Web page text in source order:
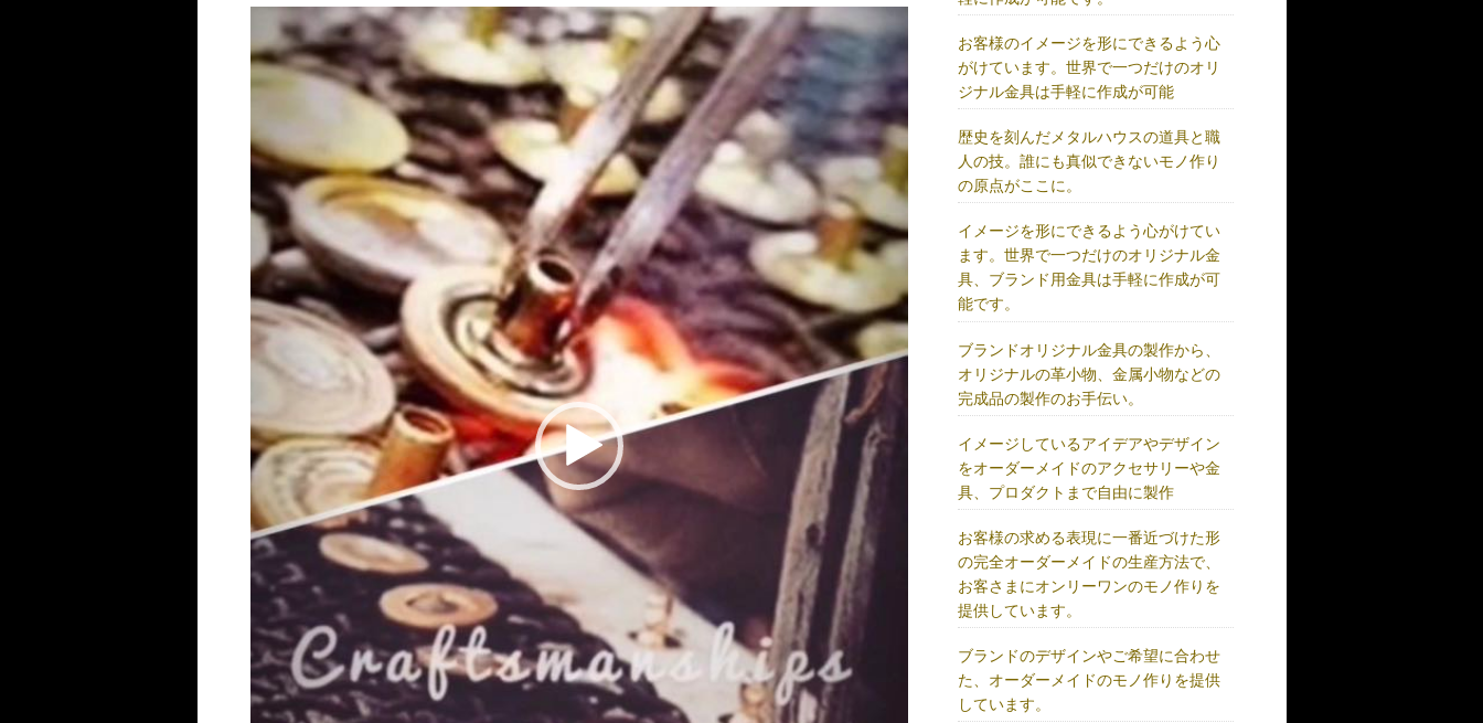
画
プ
レ
ヤ
ー
お客様のイメージを形にできるよう心
がけています。世界で一つだけのオリ
ジナル金具は手軽に作成が可能
歴史を刻んだメタルハウスの道具と職
人の技。誰にも真似できないモノ作り
の原点がここに。
イメージを形にできるよう心がけてい
ます。世界で一つだけのオリジナル金
具、ブランド用金具は手軽に作成が可
能です。
ブランドオリジナル金具の製作から、
オリジナルの革小物、金属小物などの
完成品の製作のお手伝い。
イメージしているアイデアやデザイン
をオーダーメイドのアクセサリーや金
具、プロダクトまで自由に製作
お客様の求める表現に一番近づけた形
の完全オーダーメイドの生産方法で、
お客さまにオンリーワンのモノ作りを
提供しています。
ブランドのデザインやご希望に合わせ
た、オーダーメイドのモノ作りを提供
しています。